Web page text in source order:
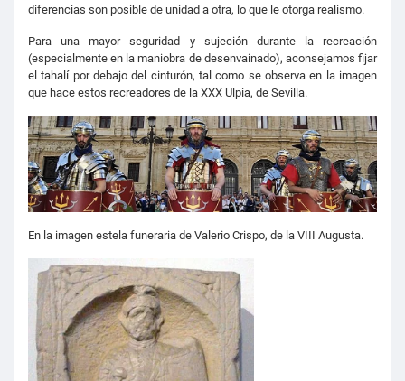
diferencias son posible de unidad a otra, lo que le otorga realismo.
Para una mayor seguridad y sujeción durante la recreación
(especialmente en la maniobra de desenvainado), aconsejamos fijar
el tahalí por debajo del cinturón, tal como se observa en la imagen
que hace estos recreadores de la XXX Ulpia, de Sevilla.
En la imagen estela funeraria de Valerio Crispo, de la VIII Augusta.